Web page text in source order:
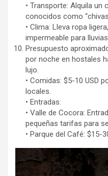
• Transporte: Alquila
conocidos como
• Clima: Lleva ropa
impermeable para
Presupuesto
por noche en hostales
lujo.
• Comidas: $5-10 USD
locales.
• Entradas:
• Valle de Cocora:
pequeñas tarifas para
• Parque del Café: $15-